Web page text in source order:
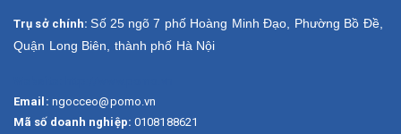
Trụ sở chính:Số 25 ngõ 7 phố Hoàng Minh Đạo, Phường Bồ Đề,
Quận Long Biên, thành phố Hà Nội
Email: ngocceo@pomo.vn
Mã số doanh nghiệp: 0108188621